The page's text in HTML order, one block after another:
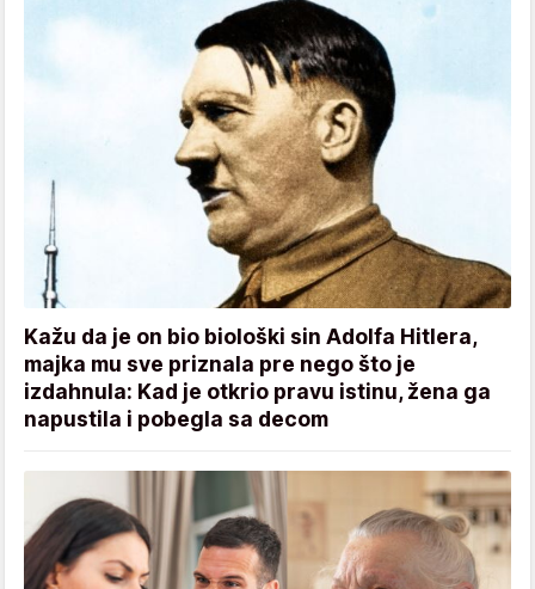
Kažu da je on bio biološki sin Adolfa Hitlera,
majka mu sve priznala pre nego što je
izdahnula: Kad je otkrio pravu istinu, žena ga
napustila i pobegla sa decom